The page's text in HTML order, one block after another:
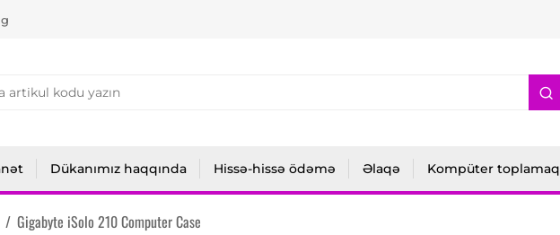
Dükanımız haqqında Hissə-hissə ödəmə Əlaqə Kompüter toplamaq
/ Gigabyte iSolo 210 Computer Case